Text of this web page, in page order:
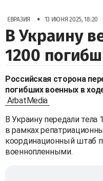
ЕВРАЗИЯ • 13 ИЮНЯ 2025, 18:20
В Украину
1200
Российская сторона
погибших военных в
ArbatMedia
В Украину передали
в рамках
координационный штаб
военнопленными.